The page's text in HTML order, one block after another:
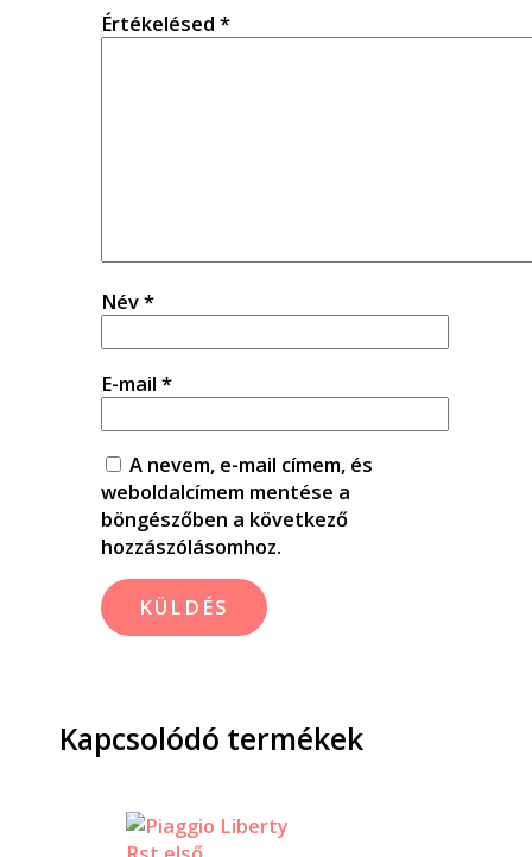
Értékelésed *
Név*
E-mail *
A nevem, e-mail címem, és
weboldalcímem mentése a
böngészőben a következő
hozzászólásomhoz.
Kapcsolódó termékek